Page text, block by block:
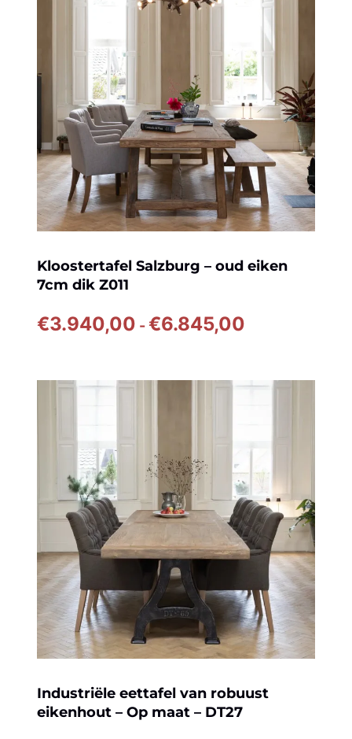
Kloostertafel Salzburg – oud eiken
7cm dik Z011
€3.940,00 -€6.845,00
€6.845,00
Industriële eettafel van robuust
eikenhout – Op maat – DT27